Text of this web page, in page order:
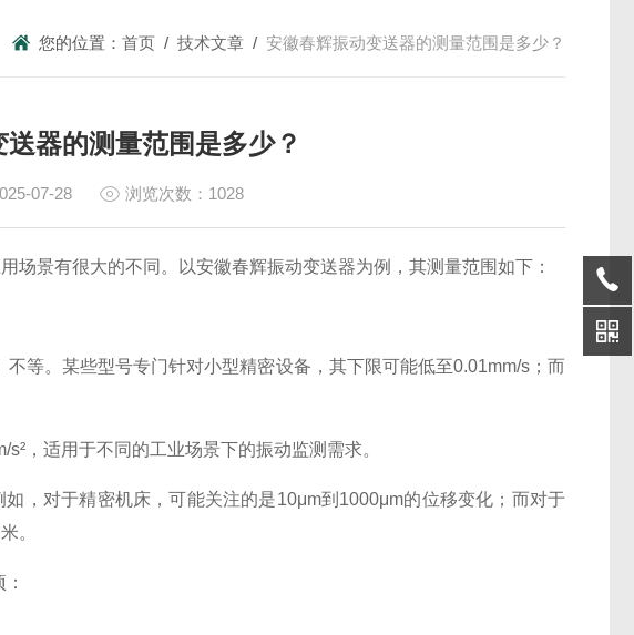
您的位置： 首页 / 技术文章 / 安徽春辉振动变送器的测量范围是多少？
器的测量范围是多少？
07-28 浏览次数：1028
场景有很大的不同。以安徽春辉振动变送器为例，其测量范围如下：
等。某些型号专门针对小型精密设备，其下限可能低至0.01mm/s；而
，适用于不同的工业场景下的振动监测需求。
，对于精密机床，可能关注的是10μm到1000μm的位移变化；而对于
。